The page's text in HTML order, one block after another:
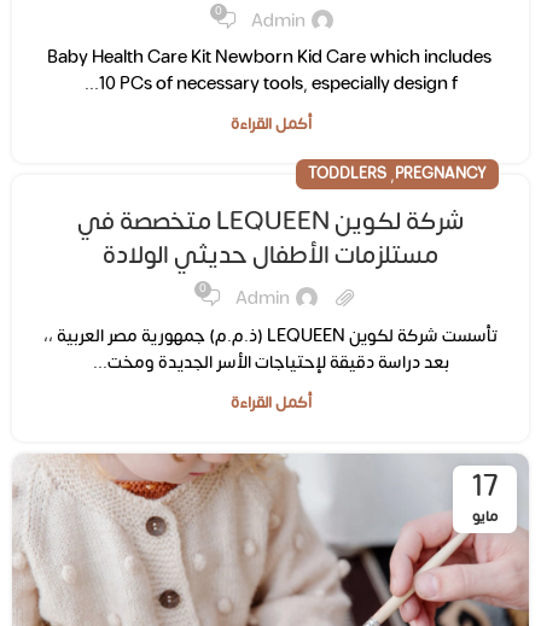
Admin
0
Baby Health Care Kit Newborn Kid Care which includes
10 PCs of necessary tools, especially design f...
أكمل القراءة
PREGNANCY
,
TODDLERS
شركة لكوين LEQUEEN متخصصة في
مستلزمات الأطفال حديثي الولادة
Admin
0
تأسست شركة لكوين LEQUEEN (ذ.م.م) جمهورية مصر العربية ،،
بعد دراسة دقيقة لإحتياجات الأسر الجديدة ومخت...
أكمل القراءة
17
مايو